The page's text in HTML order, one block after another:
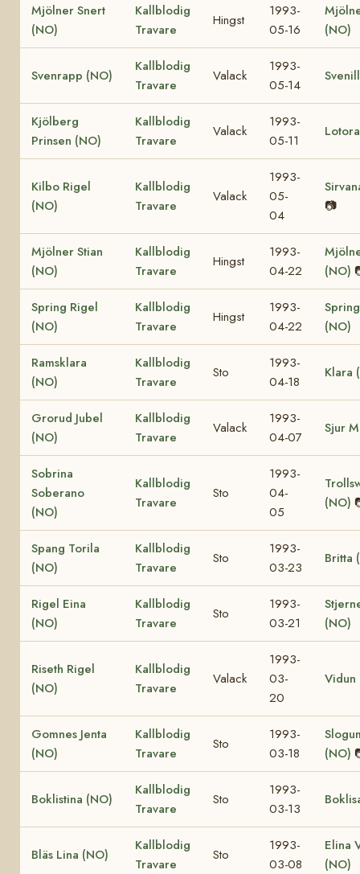
Mjölner Snert
(NO)
Kallblodig
Travare
Hingst
1993-
05-16
(NO)
Svenrapp (NO)
Kallblodig
Travare
Valack
1993-
05-14
Kjölberg
Prinsen (NO)
Kallblodig
Travare
Valack
1993-
05-11
Kilbo Rigel
(NO)
Kallblodig
Travare
Valack
1993-
05-
04
📷
Mjölner Stian
(NO)
Kallblodig
Travare
Hingst
1993-
04-22
(NO)
Spring Rigel
(NO)
Kallblodig
Travare
Hingst
1993-
04-22
(NO)
Ramsklara
(NO)
Kallblodig
Travare
Sto
1993-
04-18
Klara
Grorud Jubel
(NO)
Kallblodig
Travare
Valack
1993-
04-07
Sjur
Sobrina
Soberano
(NO)
Kallblodig
Travare
Sto
1993-
04-
05
(NO)
Spang Torila
(NO)
Kallblodig
Travare
Sto
1993-
03-23
Britta
Rigel Eina
(NO)
Kallblodig
Travare
Sto
1993-
03-21
(NO)
Riseth Rigel
(NO)
Kallblodig
Travare
Valack
1993-
03-
20
Vidun
Gomnes Jenta
(NO)
Kallblodig
Travare
Sto
1993-
03-18
(NO)
Boklistina (NO)
Kallblodig
Travare
Sto
1993-
03-13
Bläs Lina (NO)
Kallblodig
Travare
Sto
1993-
03-08
Elina
(NO)